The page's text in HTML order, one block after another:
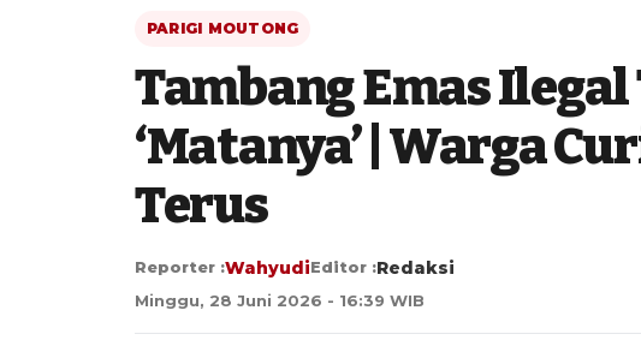
PARIGI MOUTONG
Tambang Emas
‘Matanya’ | Warga
Terus
Reporter :WahyudiEditor :Redaksi
Minggu, 28 Juni 2026 - 16:39 WIB